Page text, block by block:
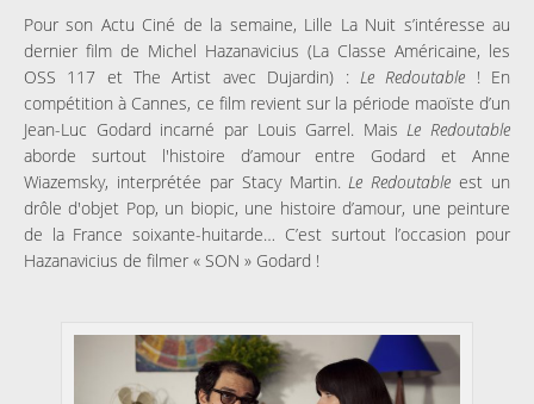
Pour son Actu Ciné de la semaine, Lille La Nuit s’intéresse au
dernier film de Michel Hazanavicius (La Classe Américaine, les
OSS 117 et The Artist avec Dujardin) : Le Redoutable ! En
compétition à Cannes, ce film revient sur la période maoïste d’un
Jean-Luc Godard incarné par Louis Garrel. Mais Le Redoutable
aborde surtout l'histoire d’amour entre Godard et Anne
Wiazemsky, interprétée par Stacy Martin. Le Redoutable est un
drôle d'objet Pop, un biopic, une histoire d’amour, une peinture
de la France soixante-huitarde… C’est surtout l’occasion pour
Hazanavicius de filmer « SON » Godard !